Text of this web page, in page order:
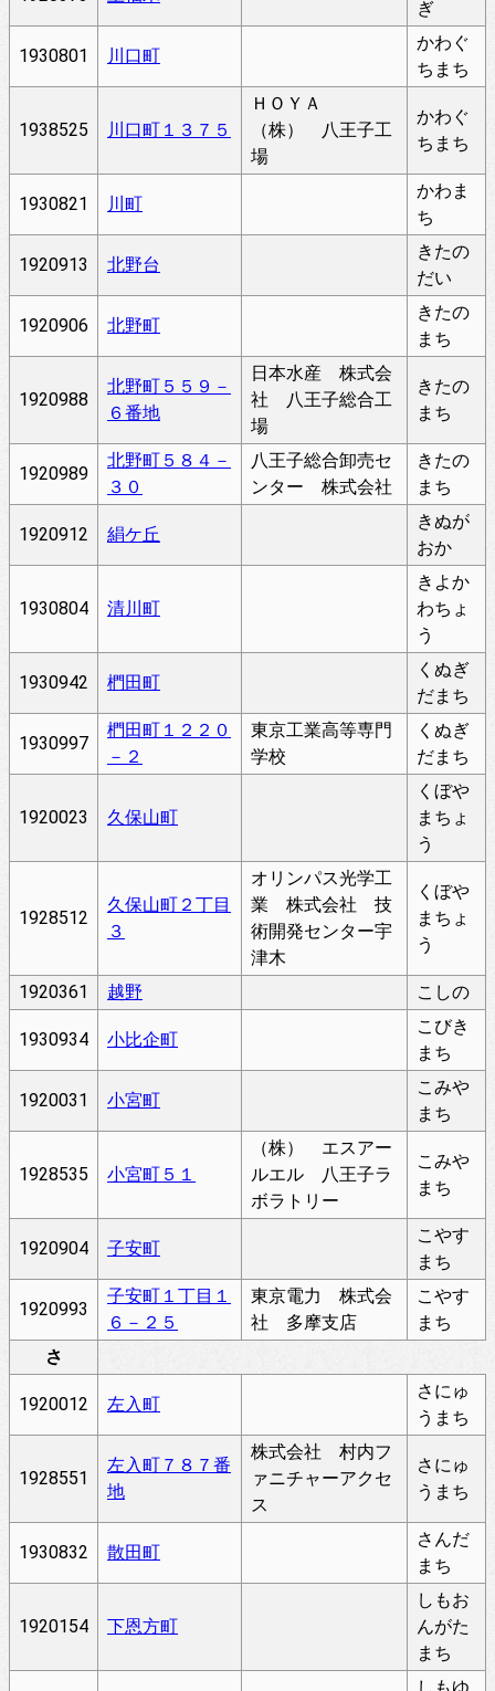
ぎ
1930801 川口町
かわぐ
ちまち
1938525 川口町１３７５
ＨＯＹＡ
（株） 八王子工
場
かわぐ
ちまち
1930821 川町
かわま
ち
1920913 北野台
きたの
だい
1920906 北野町
きたの
まち
1920988
北野町５５９－
６番地
日本水産 株式会
社 八王子総合工
場
きたの
まち
1920989
北野町５８４－
３０
八王子総合卸売セ
ンター 株式会社
きたの
まち
1920912 絹ケ丘
きぬが
おか
1930804 清川町
きよか
わちょ
う
1930942 椚田町
くぬぎ
だまち
1930997
椚田町１２２０
－２
東京工業高等専門
学校
くぬぎ
だまち
1920023 久保山町
くぼや
まちょ
う
1928512
久保山町２丁目
３
オリンパス光学工
業 株式会社 技
術開発センター宇
津木
くぼや
まちょ
う
1920361 越野 こしの
1930934 小比企町
こびき
まち
1920031 小宮町
こみや
まち
1928535 小宮町５１
（株） エスアー
ルエル 八王子ラ
ボラトリー
こみや
まち
1920904 子安町
こやす
まち
1920993
子安町１丁目１
６－２５
東京電力 株式会
社 多摩支店
こやす
まち
さ
1920012 左入町
さにゅ
うまち
1928551
左入町７８７番
地
株式会社 村内フ
ァニチャーアクセ
ス
さにゅ
うまち
1930832 散田町
さんだ
まち
1920154 下恩方町
しもお
んがた
まち